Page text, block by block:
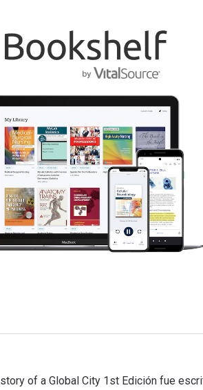
of a Global City 1st Edición fue